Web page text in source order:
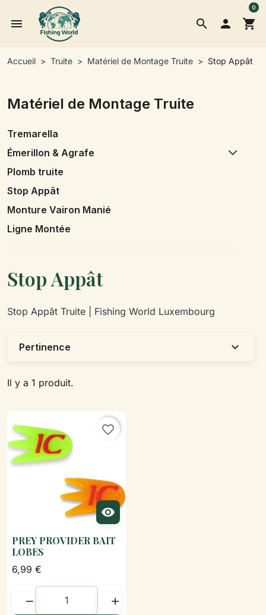
search
menu  shopping_cart
0
Accueil Truite Matériel de Montage Truite Stop Appât
Matériel de Montage Truite
Tremarella
Émerillon & Agrafe
Plomb truite
Stop Appât
Monture Vairon Manié
Ligne Montée
Stop Appât
Stop Appât Truite | Fishing World Luxembourg
Il y a 1 produit.
Pertinence expand_more

favorite_border
PREY PROVIDER BAIT
LOBES
6,99 €
 